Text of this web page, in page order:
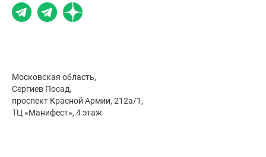
Московская область,
Сергиев Посад,
проспект Красной Армии, 212а/1,
ТЦ «Манифест», 4 этаж